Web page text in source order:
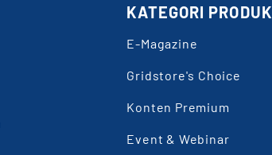
KATEGORI PRODUK
E-Magazine
Gridstore's Choice
Konten Premium
Event & Webinar